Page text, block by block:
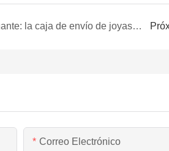
Transporte elegante: la caja de envío de joyas con estampado de mármol
Correo Electrónico